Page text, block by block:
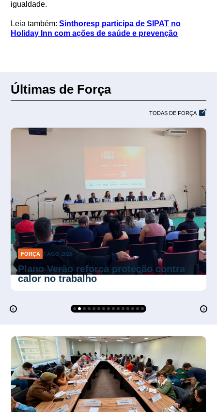
igualdade.
Leia também:Sinthoresp participa de SIPAT no
Holiday Inn com ações de saúde e prevenção
Últimas de Força
TODAS DE FORÇA
FORÇA 7 AGO 2026
Fiscalização do Sindec-POA garante
direitos após denúncias